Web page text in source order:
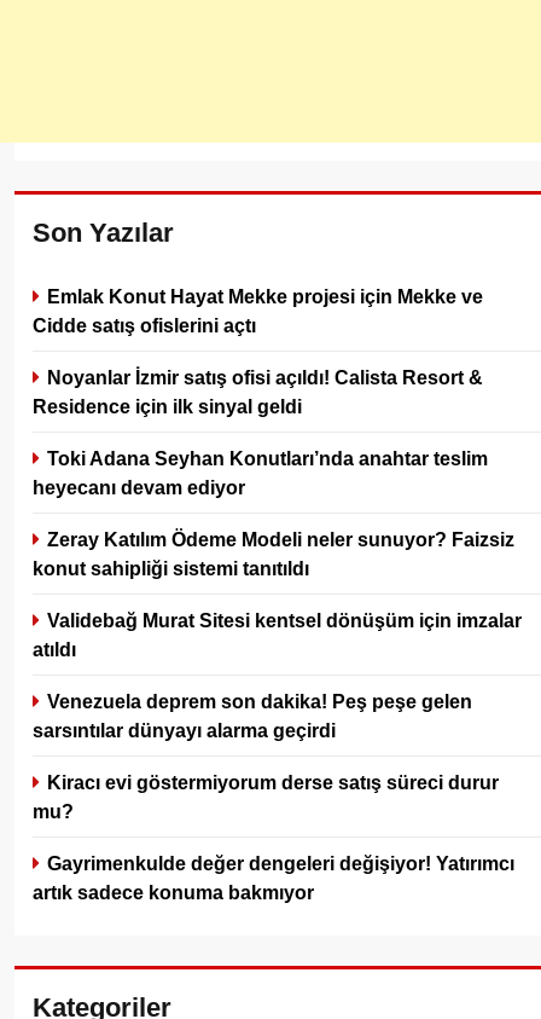
Son Yazılar
Emlak Konut Hayat Mekke projesi için Mekke ve
Cidde satış ofislerini açtı
Noyanlar İzmir satış ofisi açıldı! Calista Resort &
Residence için ilk sinyal geldi
Toki Adana Seyhan Konutları’nda anahtar teslim
heyecanı devam ediyor
Zeray Katılım Ödeme Modeli neler sunuyor? Faizsiz
konut sahipliği sistemi tanıtıldı
Validebağ Murat Sitesi kentsel dönüşüm için imzalar
atıldı
Venezuela deprem son dakika! Peş peşe gelen
sarsıntılar dünyayı alarma geçirdi
Kiracı evi göstermiyorum derse satış süreci durur
mu?
Gayrimenkulde değer dengeleri değişiyor! Yatırımcı
artık sadece konuma bakmıyor
Kategoriler